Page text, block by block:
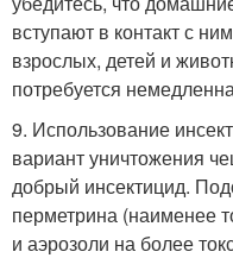
вступают в контакт с
взрослых, детей и
потребуется
9. Использование
вариант уничтожения
добрый инсектицид.
перметрина (наименее
и аэрозоли на более